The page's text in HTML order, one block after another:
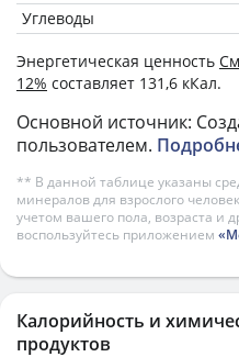
Углеводы
Энергетическая ценность
12% составляет 131,6 кКал.
Основной источник:
пользователем.
** В данной таблице указаны
минералов для взрослого
учетом вашего пола, возраста и
воспользуйтесь приложением
Калорийность и
продуктов